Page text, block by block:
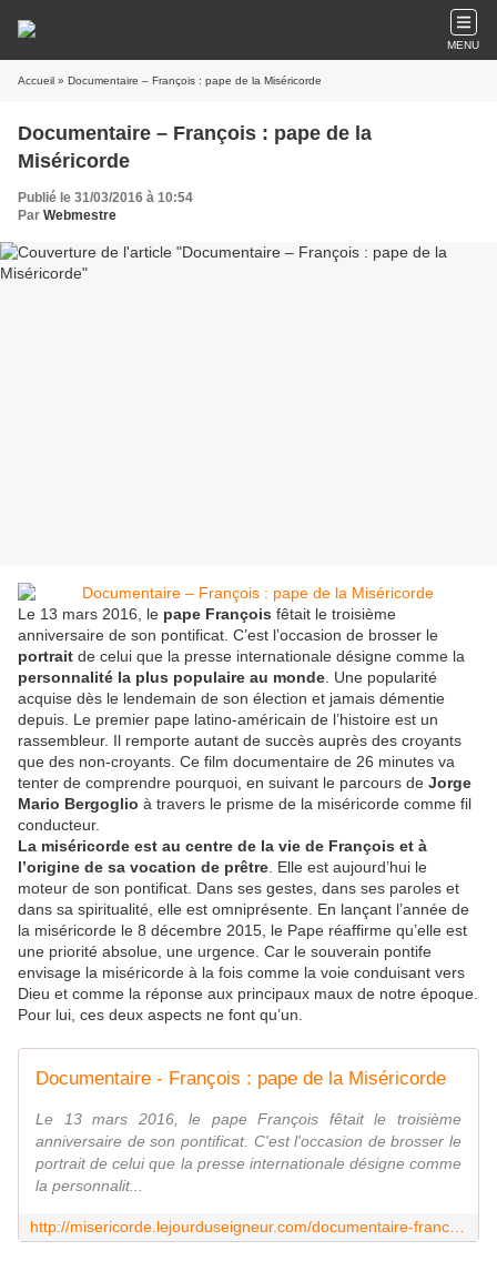
MENU
Accueil » Documentaire – François : pape de la Miséricorde
Documentaire – François : pape de la
Miséricorde
Publié le 31/03/2016 à 10:54
Par Webmestre
Le 13 mars 2016, le pape François fêtait le troisième
anniversaire de son pontificat. C’est l’occasion de brosser le
portrait de celui que la presse internationale désigne comme la
personnalité la plus populaire au monde . Une popularité
acquise dès le lendemain de son élection et jamais démentie
depuis. Le premier pape latino-américain de l’histoire est un
rassembleur. Il remporte autant de succès auprès des croyants
que des non-croyants. Ce film documentaire de 26 minutes va
tenter de comprendre pourquoi, en suivant le parcours de Jorge
Mario Bergoglio à travers le prisme de la miséricorde comme fil
conducteur.
La miséricorde est au centre de la vie de François et à
l’origine de sa vocation de prêtre . Elle est aujourd’hui le
moteur de son pontificat. Dans ses gestes, dans ses paroles et
dans sa spiritualité, elle est omniprésente. En lançant l’année de
la miséricorde le 8 décembre 2015, le Pape réaffirme qu’elle est
une priorité absolue, une urgence. Car le souverain pontife
envisage la miséricorde à la fois comme la voie conduisant vers
Dieu et comme la réponse aux principaux maux de notre époque.
Pour lui, ces deux aspects ne font qu’un.
Documentaire - François : pape de la Miséricorde
Le 13 mars 2016, le pape François fêtait le troisième
anniversaire de son pontificat. C'est l'occasion de brosser le
portrait de celui que la presse internationale désigne comme
la personnalit...